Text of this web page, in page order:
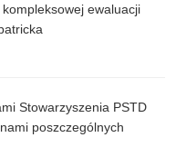
ewaluacji
Stowarzyszenia PSTD
poszczególnych